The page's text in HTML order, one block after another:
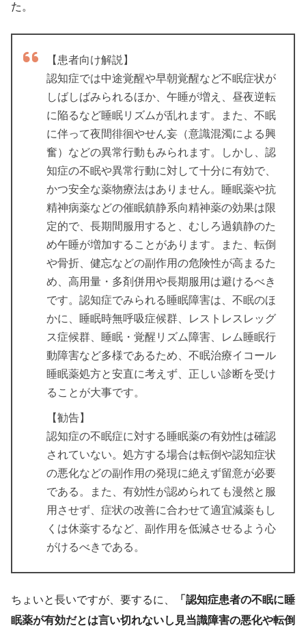
た。
【患者向け解説】
認知症では中途覚醒や早朝覚醒など不眠症状が
しばしばみられるほか、午睡が増え、昼夜逆転
に陥るなど睡眠リズムが乱れます。また、不眠
に伴って夜間徘徊やせん妄（意識混濁による興
奮）などの異常行動もみられます。しかし、認
知症の不眠や異常行動に対して十分に有効で、
かつ安全な薬物療法はありません。睡眠薬や抗
精神病薬などの催眠鎮静系向精神薬の効果は限
定的で、長期間服用すると、むしろ過鎮静のた
め午睡が増加することがあります。また、転倒
や骨折、健忘などの副作用の危険性が高まるた
め、高用量・多剤併用や長期服用は避けるべき
です。認知症でみられる睡眠障害は、不眠のほ
かに、睡眠時無呼吸症候群、レストレスレッグ
ス症候群、睡眠・覚醒リズム障害、レム睡眠行
動障害など多様であるため、不眠治療イコール
睡眠薬処方と安直に考えず、正しい診断を受け
ることが大事です。
【勧告】
認知症の不眠症に対する睡眠薬の有効性は確認
されていない。処方する場合は転倒や認知症状
の悪化などの副作用の発現に絶えず留意が必要
である。また、有効性が認められても漫然と服
用させず、症状の改善に合わせて適宜減薬もし
くは休薬するなど、副作用を低減させるよう心
がけるべきである。
ちょいと長いですが、要するに、
「認知症患者の不眠に睡
眠薬が有効だとは言い切れないし見当識障害の悪化や転倒